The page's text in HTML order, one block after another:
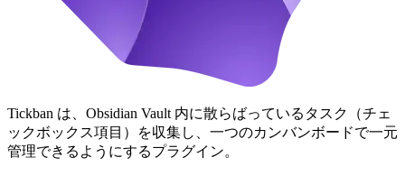
Tickban は、Obsidian Vault 内に散らばっているタスク（チェ
ックボックス項目）を収集し、一つのカンバンボードで一元
管理できるようにするプラグイン。